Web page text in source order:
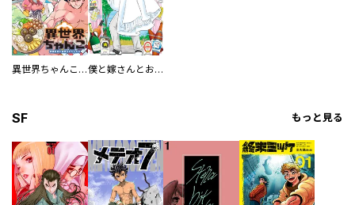
異世界ちゃんこ～横綱目前に召喚されたんだが～ 【連載版】 僕と嫁さんとお酒の関係
SF もっと見る